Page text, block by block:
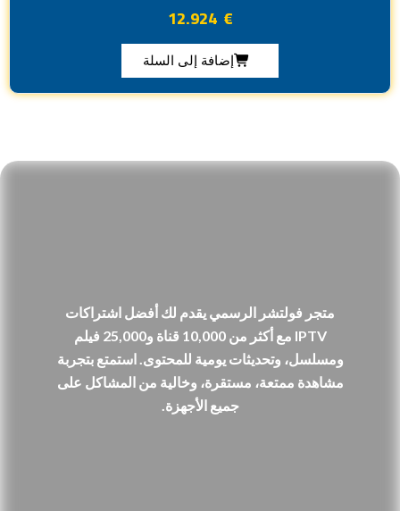
12.924 €
إضافة إلى السلة
متجر فولتشر الرسمي يقدم لك أفضل اشتراكات
IPTV مع أكثر من 10,000 قناة و25,000 فيلم
ومسلسل، وتحديثات يومية للمحتوى. استمتع بتجربة
مشاهدة ممتعة، مستقرة، وخالية من المشاكل على
جميع الأجهزة.